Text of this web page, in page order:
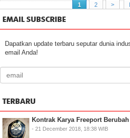
1 2 >
EMAIL SUBSCRIBE
Dapatkan update terbaru seputar dunia
email Anda!
TERBARU
Kontrak Karya Freeport
- 21 December 2018, 18:38 WIB